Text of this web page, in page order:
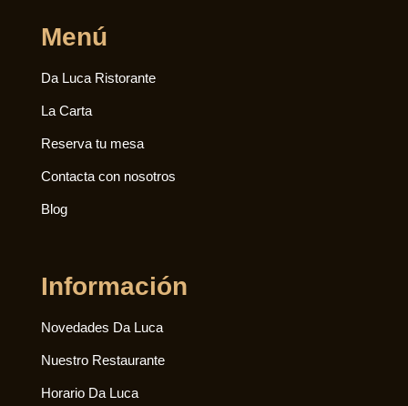
Menú
Da Luca Ristorante
La Carta
Reserva tu mesa
Contacta con nosotros
Blog
Información
Novedades Da Luca
Nuestro Restaurante
Horario Da Luca